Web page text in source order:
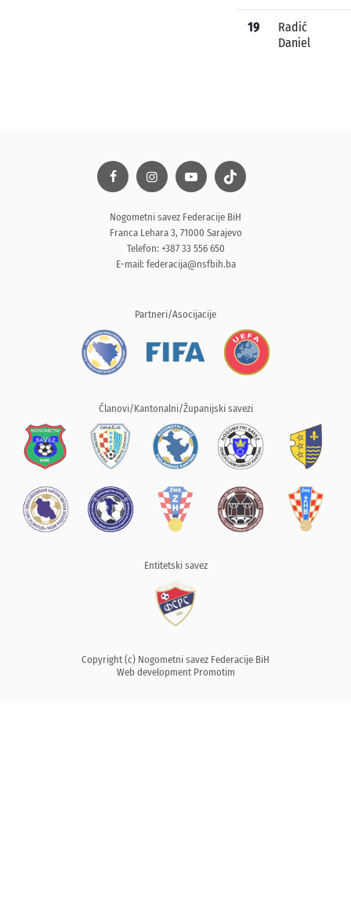
19
Radić
Daniel
Nogometni savez Federacije BiH
Franca Lehara 3, 71000 Sarajevo
Telefon: +387 33 556 650
E-mail: federacija@nsfbih.ba
Partneri/Asocijacije
Članovi/Kantonalni/Županijski savezi
Entitetski savez
Copyright (c) Nogometni savez Federacije BiH
Web development Promotim